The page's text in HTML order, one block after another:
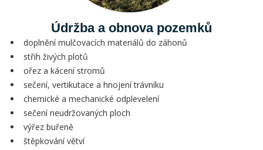
Údržba a obnova pozemků
doplnění mulčovacích materiálů do záhonů
střih živých plotů
ořez a kácení stromů
sečení, vertikutace a hnojení trávníku
chemické a mechanické odplevelení
sečení neudržovaných ploch
výřez buřeně
štěpkování větví